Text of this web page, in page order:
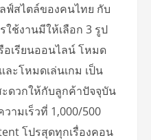
ฟ์สไตล์ของคนไทย กับ
ใช้งานมีให้เลือก 3 รูป
เรียนออนไลน์ โหมด
ะโหมดเล่นเกม เป็น
ดวกให้กับลูกค้าปัจจุบัน
ามเร็วที่ 1,000/500
โปรสุดทุกเรื่องคอน